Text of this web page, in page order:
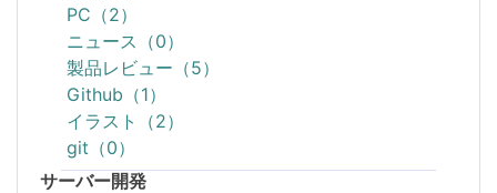
PC（2）
ニュース（0）
製品レビュー（5）
Github（1）
イラスト（2）
git（0）
サーバー開発